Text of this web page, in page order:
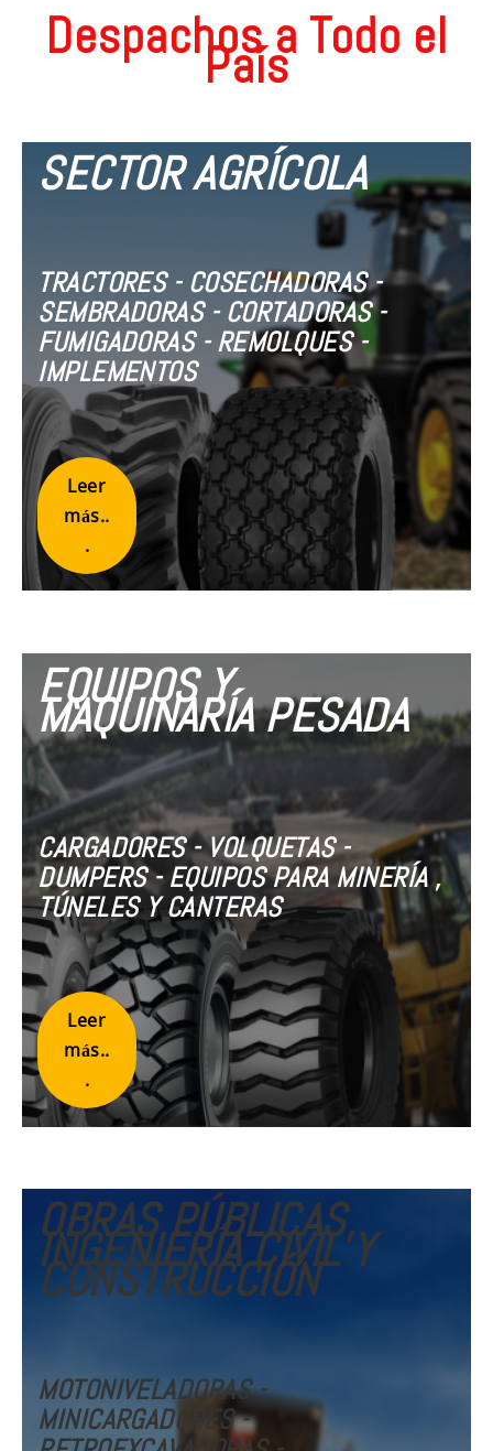
Despachos a Todo el
País
SECTOR AGRÍCOLA
TRACTORES - COSECHADORAS -
SEMBRADORAS - CORTADORAS -
FUMIGADORAS - REMOLQUES -
IMPLEMENTOS
Leer
más..
.
EQUIPOS Y
MAQUINARÍA PESADA
CARGADORES - VOLQUETAS -
DUMPERS - EQUIPOS PARA MINERÍA ,
TÚNELES Y CANTERAS
Leer
más..
.
OBRAS PÚBLICAS,
INGENIERÍA CIVIL Y
CONSTRUCCIÓN
MOTONIVELADORAS -
MINICARGADORES -